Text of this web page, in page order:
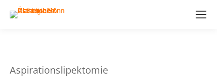
Aspirationslipektomie